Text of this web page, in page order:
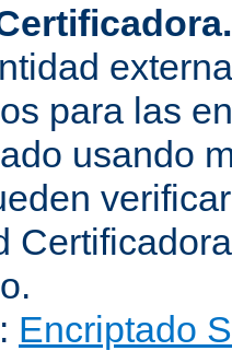
para las
usando
Encriptado